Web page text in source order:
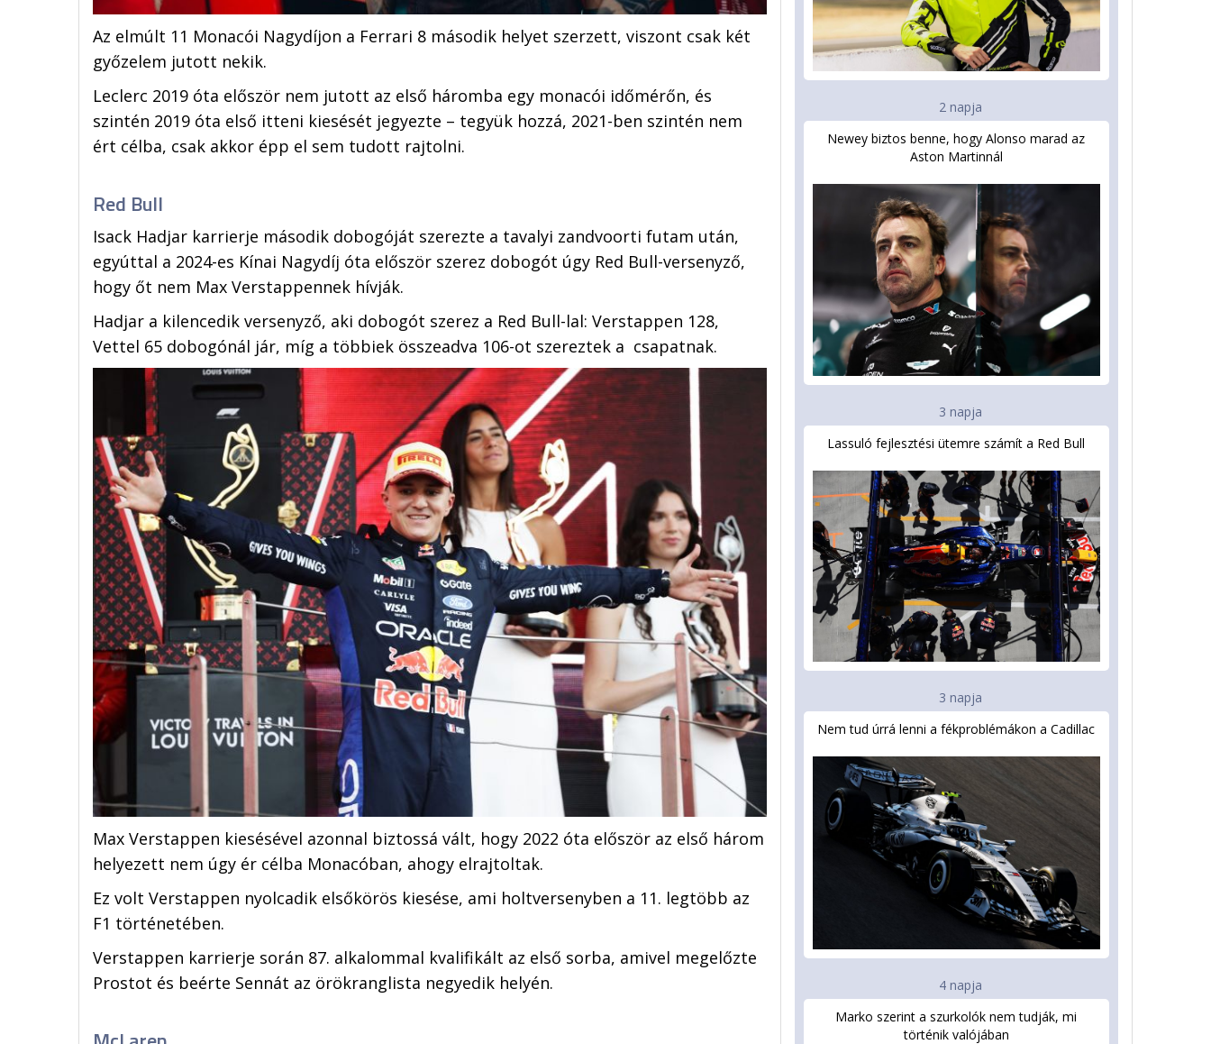
Az elmúlt 11 Monacói Nagydíjon a Ferrari 8 második helyet szerzett, viszont csak két
győzelem jutott nekik.
Leclerc 2019 óta először nem jutott az első háromba egy monacói időmérőn, és
szintén 2019 óta első itteni kiesését jegyezte – tegyük hozzá, 2021-ben szintén nem
ért célba, csak akkor épp el sem tudott rajtolni.
Red Bull
Isack Hadjar karrierje második dobogóját szerezte a tavalyi zandvoorti futam után,
egyúttal a 2024-es Kínai Nagydíj óta először szerez dobogót úgy Red Bull-versenyző,
hogy őt nem Max Verstappennek hívják.
Hadjar a kilencedik versenyző, aki dobogót szerez a Red Bull-lal: Verstappen 128,
Vettel 65 dobogónál jár, míg a többiek összeadva 106-ot szereztek a csapatnak.
Max Verstappen kiesésével azonnal biztossá vált, hogy 2022 óta először az első három
helyezett nem úgy ér célba Monacóban, ahogy elrajtoltak.
Ez volt Verstappen nyolcadik elsőkörös kiesése, ami holtversenyben a 11. legtöbb az
F1 történetében.
Verstappen karrierje során 87. alkalommal kvalifikált az első sorba, amivel megelőzte
Prostot és beérte Sennát az örökranglista negyedik helyén.
2 napja
Newey biztos benne, hogy Alonso marad az
Aston Martinnál
3 napja
Lassuló fejlesztési ütemre számít a Red Bull
3 napja
Nem tud úrrá lenni a fékproblémákon a Cadillac
4 napja
Marko szerint a szurkolók nem tudják, mi
történik valójában